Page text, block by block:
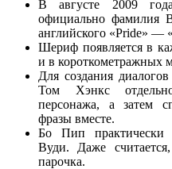
В августе 2009
официально фамилия
английского «Pride» —
Шериф появляется в
и в короткометражных
Для создания
Том Хэнкс
персонажа, а затем
фразы вместе.
Бо Пип практически
Вуди. Даже
парочка.